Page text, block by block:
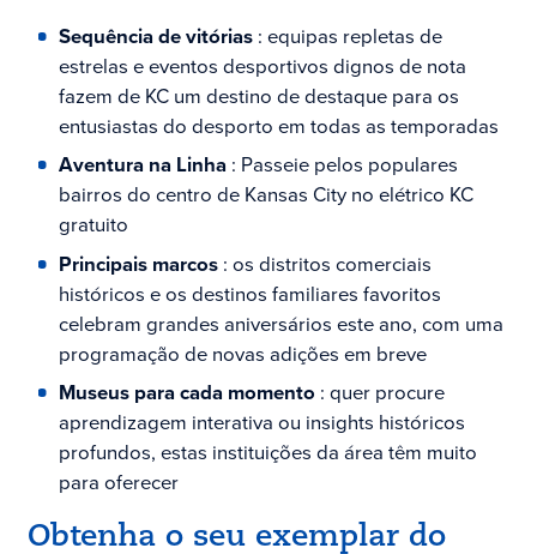
Sequência de vitórias: equipas repletas de
estrelas e eventos desportivos dignos de nota
fazem de KC um destino de destaque para os
entusiastas do desporto em todas as temporadas
Aventura na Linha : Passeie pelos populares
bairros do centro de Kansas City no elétrico KC
gratuito
Principais marcos: os distritos comerciais
históricos e os destinos familiares favoritos
celebram grandes aniversários este ano, com uma
programação de novas adições em breve
Museus para cada momento : quer procure
aprendizagem interativa ou insights históricos
profundos, estas instituições da área têm muito
para oferecer
Obtenha o seu exemplar do